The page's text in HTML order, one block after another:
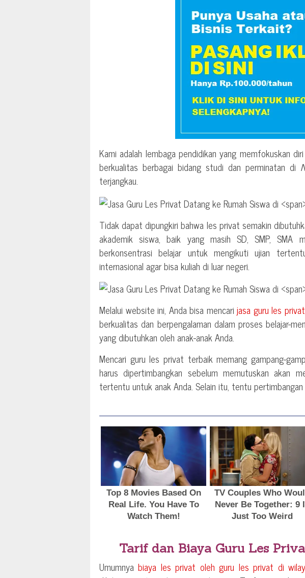
Kami adalah lembaga pendidikan yang memfokuskan
berkualitas berbagai bidang studi dan perminatan di
terjangkau.
Tidak dapat dipungkiri bahwa les privat semakin
akademik siswa, baik yang masih SD, SMP, SMA
berkonsentrasi belajar untuk mengikuti ujian
internasional agar bisa kuliah di luar negeri.
Melalui website ini, Anda bisa mencarijasa guru les
berkualitas dan berpengalaman dalam proses belajar-
yang dibutuhkan oleh anak-anak Anda.
Mencari guru les privat terbaik memang gampang-
harus dipertimbangkan sebelum memutuskan akan
tertentu untuk anak Anda. Selain itu, tentu pertimbangan
Tarif dan Biaya Guru Les
Umumnyabiaya les privat oleh guru les privat di